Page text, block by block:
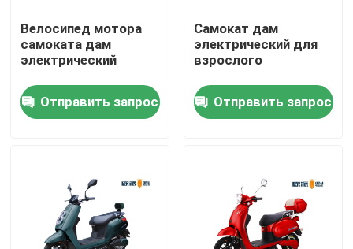
Свяжитесь мы
Спросите цитату
Скутер электрического двигателя
Электрический скутер подвижности
Велосипед мотора
самоката дам
электрический
Отправить запрос
Самокат дам
электрический для
взрослого
Отправить запрос